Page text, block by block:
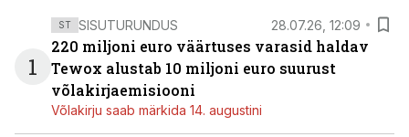
1
ST SISUTURUNDUS 28.07.26, 12:09
220 miljoni euro väärtuses varasid haldav
Tewox alustab 10 miljoni euro suurust
võlakirjaemisiooni
Võlakirju saab märkida 14. augustini